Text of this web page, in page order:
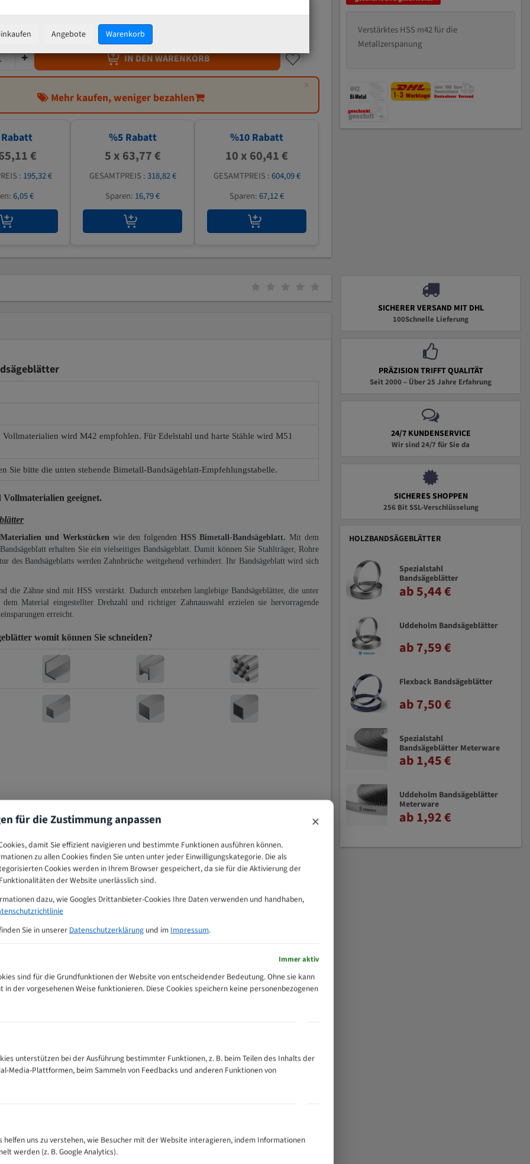
67,12 €
zzgl.Versandkosten
IN DEN WARENKORB
×
Mehr kaufen, weniger bezahlen
€
: 195,32 €
6,05 €
%5Rabatt
5 x 63,77 €
GESAMTPREIS :318,82 €
Sparen: 16,79 €
%10 Rabatt
10 x 60,41 €
GESAMTPREIS :604,09 €
Sparen:67,12 €
Verstärktes HSS m42 für die
Metallzerspanung
wird M42 empfohlen. Für Edelstahl und harte Stähle wird M51
Sie bitte die unten stehende Bimetall-Bandsägeblatt-Empfehlungstabelle.
geeignet.
und Werkstücken wie den folgenden HSS Bimetall-Bandsägeblatt. Mit dem
erhalten Sie ein vielseitiges Bandsägeblatt. Damit können Sie Stahlträger, Rohre
des Bandsägeblatts werden Zahnbrüche weitgehend verhindert. Ihr Bandsägeblatt wird sich
die Zähne sind mit HSS verstärkt. Dadurch entstehen langlebige Bandsägeblätter, die unter
Material eingestellter Drehzahl und richtiger Zahnauswahl erzielen sie hervorragende
erreicht.
womit können Sie schneiden?
Tabelle
300
500
M (mm)
Zähne pro
Zoll (ZpZ))
SICHERER VERSAND MIT DHL
100Schnelle Lieferung
PRÄZISION TRIFFT QUALITÄT
Seit 2000 – Über 25 Jahre Erfahrung
24/7 KUNDENSERVICE
Wir sind 24/7 für Sie da
SICHERES SHOPPEN
256 Bit SSL-Verschlüsselung
HOLZBANDSÄGEBLÄTTER
Spezialstahl
Bandsägeblätter
ab 5,44 €
Uddeholm Bandsägeblätter
ab 7,59 €
Flexback Bandsägeblätter
ab 7,50 €
Spezialstahl
Bandsägeblätter Meterware
ab 1,45 €
Uddeholm Bandsägeblätter
Meterware
ab 1,92 €
Angebote Warenkorb
für die Zustimmung anpassen ×
damit Sie effizient navigieren und bestimmte Funktionen ausführen können.
zu allen Cookies finden Sie unten unter jeder Einwilligungskategorie. Die als
Cookies werden in Ihrem Browser gespeichert, da sie für die Aktivierung der
der Website unerlässlich sind.
dazu, wie Googles Drittanbieter-Cookies Ihre Daten verwenden und handhaben,
Sie in unserer Datenschutzerklärung und im Impressum.
Immer aktiv
sind für die Grundfunktionen der Website von entscheidender Bedeutung. Ohne sie kann
in der vorgesehenen Weise funktionieren. Diese Cookies speichern keine personenbezogenen
unterstützen bei der Ausführung bestimmter Funktionen, z. B. beim Teilen des Inhalts der
Media-Plattformen, beim Sammeln von Feedbacks und anderen Funktionen von
helfen uns zu verstehen, wie Besucher mit der Website interagieren, indem Informationen
werden (z. B. Google Analytics).